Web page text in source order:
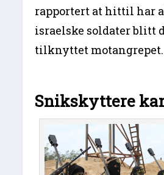
rapportert at hittil har
israelske soldater blitt
tilknyttet motangrepet.
Snikskyttere